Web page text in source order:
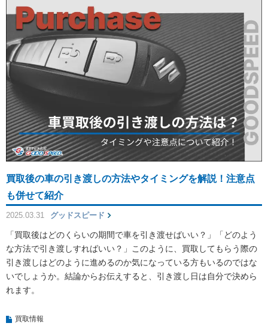
買取後の車の引き渡しの方法やタイミングを解説！注意点
も併せて紹介
2025.03.31 グッドスピード
「買取後はどのくらいの期間で車を引き渡せばいい？」「どのよう
な方法で引き渡しすればいい？」このように、買取してもらう際の
引き渡しはどのように進めるのか気になっている方もいるのではな
いでしょうか。結論からお伝えすると、引き渡し日は自分で決めら
れます。
買取情報